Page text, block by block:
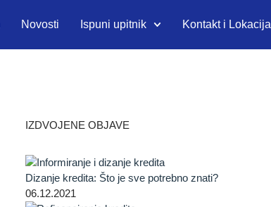
Novosti Ispuni upitnik Kontakt i Lokacija
IZDVOJENE OBJAVE
Dizanje kredita: Što je sve potrebno znati?
06.12.2021